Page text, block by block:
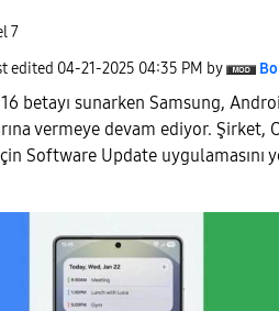
7
edited ‎04-21-2025 04:35 PM by
betayı sunarken Samsung,
vermeye devam ediyor. Şirket,
Software Update uygulamasını